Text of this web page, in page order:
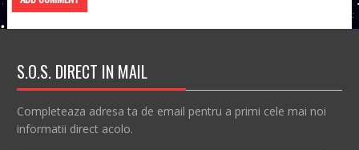
S.O.S. DIRECT IN MAIL
Completeaza adresa ta de email pentru a primi cele mai noi
informatii direct acolo.